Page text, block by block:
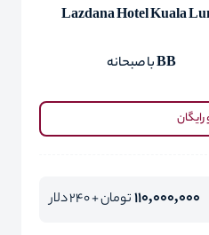
Lazdana Hotel Kuala
BB با صبحانه
رایگان
110,000,000تومان + 240 دلار